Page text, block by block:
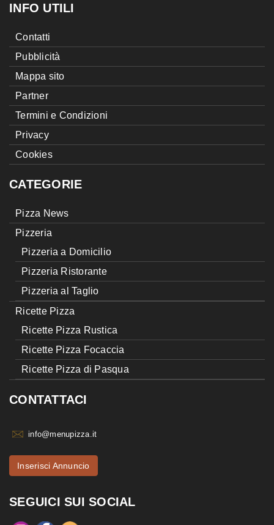
INFO UTILI
Contatti
Pubblicità
Mappa sito
Partner
Termini e Condizioni
Privacy
Cookies
CATEGORIE
Pizza News
Pizzeria
Pizzeria a Domicilio
Pizzeria Ristorante
Pizzeria al Taglio
Ricette Pizza
Ricette Pizza Rustica
Ricette Pizza Focaccia
Ricette Pizza di Pasqua
CONTATTACI
info@menupizza.it
Inserisci Annuncio
SEGUICI SUI SOCIAL